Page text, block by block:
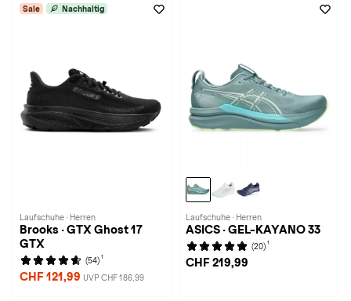
Sale Nachhaltig
Laufschuhe · Herren
Brooks · GTX Ghost 17
GTX
(54) 1
CHF 121,99 UVP CHF 186,99
Laufschuhe · Herren
ASICS · GEL-KAYANO 33
(20) 1
CHF 219,99